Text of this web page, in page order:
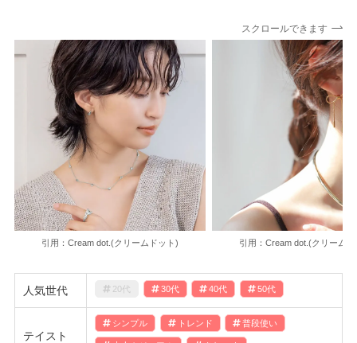
スクロールできます
引用：Cream dot.(クリームドット) 引用：Cream dot.(クリーム
人気世代 20代 30代 40代 50代
テイスト
シンプル トレンド 普段使い